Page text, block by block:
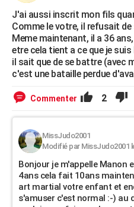
J'ai aussi inscrit mon fils
Comme le votre, il refusait
Meme maintenant, il a 36
etre cela tient a ce que je
il sait que de se battre (avec
c'est une bataille perdue
Commenter 2
MissJudo2001
Modifié par MissJudo2001
Bonjour je m'appelle Manon
4ans cela fait 10ans
art martial votre enfant et
s'amuser c'est normal :-) au